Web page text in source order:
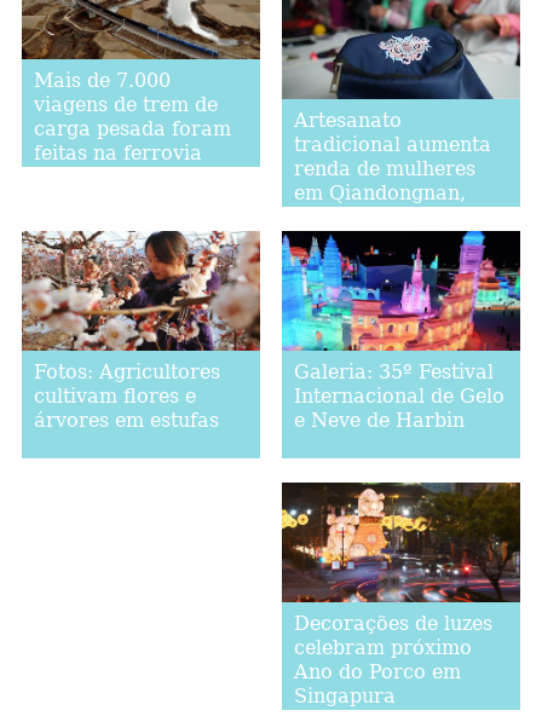
Mais de 7.000
viagens de trem de
carga pesada foram
feitas na ferrovia
Artesanato
tradicional aumenta
renda de mulheres
em Qiandongnan,
Fotos: Agricultores
cultivam flores e
árvores em estufas
Galeria: 35º Festival
Internacional de Gelo
e Neve de Harbin
Decorações de luzes
celebram próximo
Ano do Porco em
Singapura